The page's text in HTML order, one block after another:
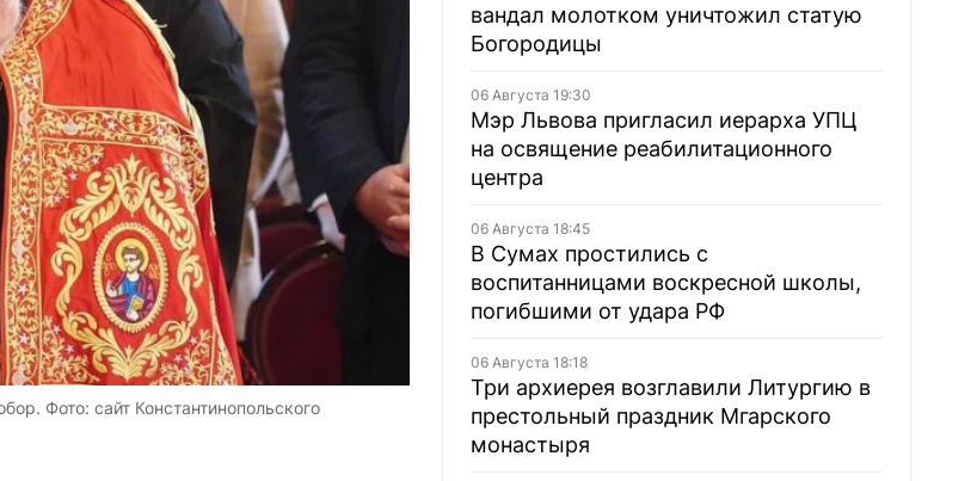
Фото: сайт Константинопольского
вандал молотком уничтожил статую
Богородицы
06 Августа 19:30
Мэр Львова пригласил иерарха УПЦ
на освящение реабилитационного
центра
06 Августа 18:45
В Сумах простились с
воспитанницами воскресной школы,
погибшими от удара РФ
06 Августа 18:18
Три архиерея возглавили Литургию в
престольный праздник Мгарского
монастыря